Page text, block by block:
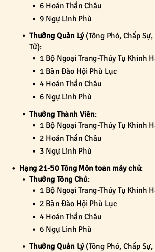
6 Hoán Thần Châu
9 Ngự Linh Phù
Thưởng Quản Lý(Tông Phó, Chấp
Tử):
1 Bộ Ngoại Trang-Thúy Tụ Khinh
1 Bàn Đào Hội Phù Lục
4 Hoán Thần Châu
6 Ngự Linh Phù
Thưởng Thành Viên:
1 Bộ Ngoại Trang-Thúy Tụ Khinh
2 Hoán Thần Châu
3 Ngự Linh Phù
Hạng 21-50 Tông Môn toàn máy chủ:
Thưởng Tông Chủ:
1 Bộ Ngoại Trang-Thúy Tụ Khinh
2 Bàn Đào Hội Phù Lục
4 Hoán Thần Châu
6 Ngự Linh Phù
Thưởng Quản Lý(Tông Phó, Chấp